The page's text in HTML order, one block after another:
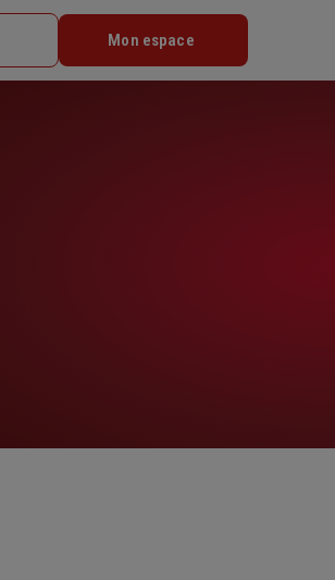
Mon espace